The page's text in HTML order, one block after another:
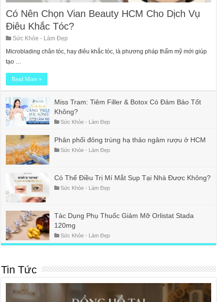
Có Nên Chọn Vian Beauty HCM Cho Dịch Vụ
Điêu Khắc Tóc?
Sức Khỏe - Làm Đẹp
Microblading chân tóc, hay điêu khắc tóc, là phương pháp thẩm mỹ mới giúp
tạo …
Read More »
Miss Tram: Tiêm Filler & Botox Có Đảm Bảo Tốt
Không?
Sức Khỏe - Làm Đẹp
Phân phối đông trùng hạ thảo ngâm rượu ở HCM
Sức Khỏe - Làm Đẹp
Có Thể Điều Trị Mí Mắt Sụp Tại Nhà Được Không?
Sức Khỏe - Làm Đẹp
Tác Dụng Phụ Thuốc Giảm Mỡ Orlistat Stada
120mg
Sức Khỏe - Làm Đẹp
Tin Tức